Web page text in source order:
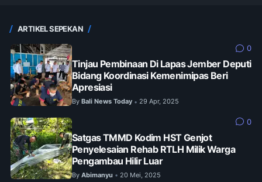
ARTIKEL SEPEKAN
0
Tinjau Pembinaan Di Lapas Jember Deputi
Bidang Koordinasi Kemenimipas Beri
Apresiasi
By Bali News Today • 29 Apr, 2025
0
Satgas TMMD Kodim HST Genjot
Penyelesaian Rehab RTLH Milik Warga
Pengambau Hilir Luar
By Abimanyu • 20 Mei, 2025